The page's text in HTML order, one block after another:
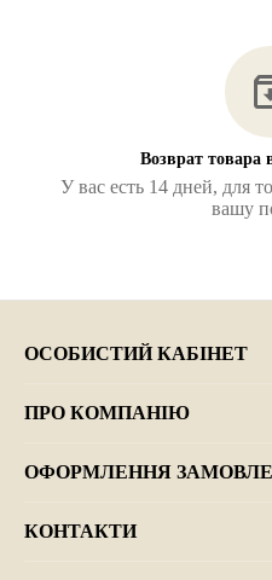
Возврат товара
У вас есть 14 дней, для
вашу
ОСОБИСТИЙ КАБІНЕТ
ПРО КОМПАНІЮ
ОФОРМЛЕННЯ
КОНТАКТИ